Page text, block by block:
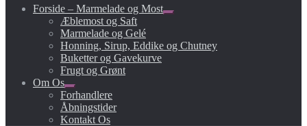
Forside – Marmelade og Most
Æblemost og Saft
Marmelade og Gelé
Honning, Sirup, Eddike og Chutney
Buketter og Gavekurve
Frugt og Grønt
Om Os
Udfold
undermenu
Forhandlere
Åbningstider
Kontakt Os